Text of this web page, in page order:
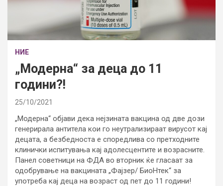
НИЕ
„Модерна“ за деца до 11
години?!
25/10/2021
„Модерна“ објави дека нејзината вакцина од две дози
генерирала антитела кои го неутрализираат вирусот кај
децата, а безбедноста е споредлива со претходните
клинички испитувања кај адолесцентите и возрасните.
Панел советници на ФДА во вторник ќе гласаат за
одобрување на вакцината „Фајзер/ БиоНтек“ за
употреба кај деца на возраст од пет до 11 години!